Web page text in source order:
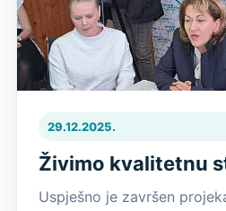
29.12.2025.
Živimo kvalitetnu
Uspješno je završen